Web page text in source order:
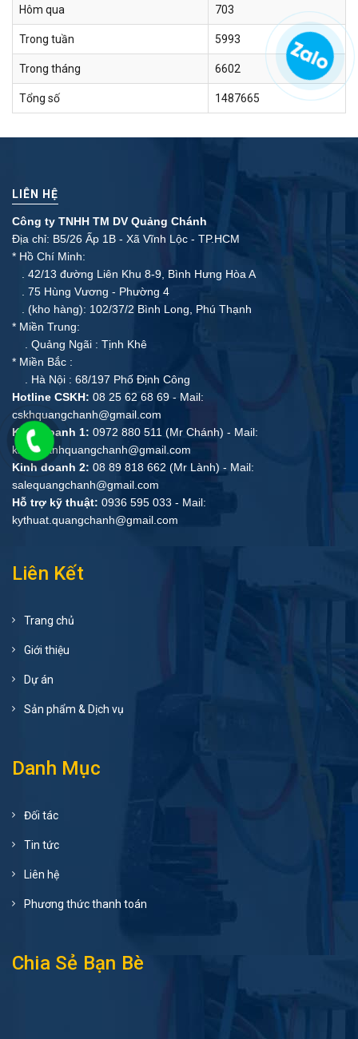
Hôm qua 703
Trong tuần 5993
Trong tháng 6602
Tổng số 1487665
LIÊN HỆ
Công ty TNHH TM DV Quảng Chánh
Địa chỉ: B5/26 Ấp 1B - Xã Vĩnh Lộc - TP.HCM
* Hồ Chí Minh:
. 42/13 đường Liên Khu 8-9, Bình Hưng Hòa A
. 75 Hùng Vương - Phường 4
. (kho hàng): 102/37/2 Bình Long, Phú Thạnh
* Miền Trung:
. Quảng Ngãi : Tịnh Khê
* Miền Bắc :
. Hà Nội : 68/197 Phố Định Công
Hotline CSKH: 08 25 62 68 69 - Mail:
cskhquangchanh@gmail.com
Kinh doanh 1: 0972 880 511 (Mr Chánh) - Mail:
kinhdoanhquangchanh@gmail.com
Kinh doanh 2: 08 89 818 662 (Mr Lành) - Mail:
salequangchanh@gmail.com
Hỗ trợ kỹ thuật: 0936 595 033 - Mail:
kythuat.quangchanh@gmail.com
Liên Kết
Trang chủ
Giới thiệu
Dự án
Sản phẩm & Dịch vụ
Danh Mục
Đối tác
Tin tức
Liên hệ
Phương thức thanh toán
Chia Sẻ Bạn Bè